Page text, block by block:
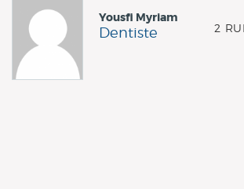
Yousfi Myriam
Dentiste 2